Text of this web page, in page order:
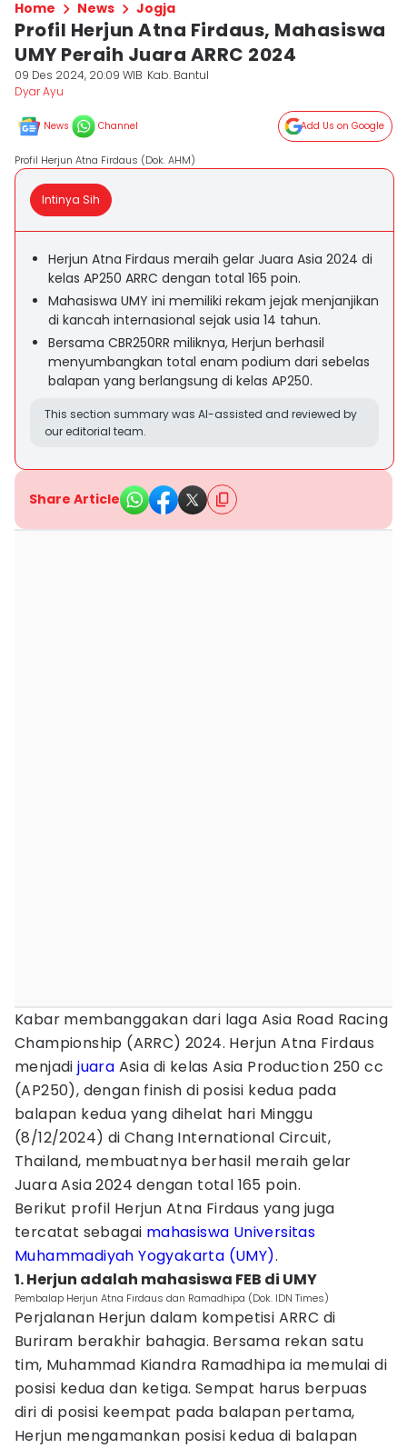
Home News Jogja
Profil Herjun Atna Firdaus, Mahasiswa
UMY Peraih Juara ARRC 2024
09 Des 2024, 20:09 WIB Kab. Bantul
Dyar Ayu
News Channel Add Us on Google
Profil Herjun Atna Firdaus (Dok. AHM)
Intinya Sih
Herjun Atna Firdaus meraih gelar Juara Asia 2024 di
kelas AP250 ARRC dengan total 165 poin.
Mahasiswa UMY ini memiliki rekam jejak menjanjikan
di kancah internasional sejak usia 14 tahun.
Bersama CBR250RR miliknya, Herjun berhasil
menyumbangkan total enam podium dari sebelas
balapan yang berlangsung di kelas AP250.
This section summary was AI-assisted and reviewed by
our editorial team.
Share Article
Kabar membanggakan dari laga Asia Road Racing
Championship (ARRC) 2024. Herjun Atna Firdaus
menjadijuara Asia di kelas Asia Production 250 cc
(AP250), dengan finish di posisi kedua pada
balapan kedua yang dihelat hari Minggu
(8/12/2024) di Chang International Circuit,
Thailand, membuatnya berhasil meraih gelar
Juara Asia 2024 dengan total 165 poin.
Berikut profil Herjun Atna Firdaus yang juga
tercatat sebagai mahasiswa Universitas
Muhammadiyah Yogyakarta (UMY).
1. Herjun adalah mahasiswa FEB di UMY
Pembalap Herjun Atna Firdaus dan Ramadhipa (Dok. IDN Times)
Perjalanan Herjun dalam kompetisi ARRC di
Buriram berakhir bahagia. Bersama rekan satu
tim, Muhammad Kiandra Ramadhipa ia memulai di
posisi kedua dan ketiga. Sempat harus berpuas
diri di posisi keempat pada balapan pertama,
Herjun mengamankan posisi kedua di balapan